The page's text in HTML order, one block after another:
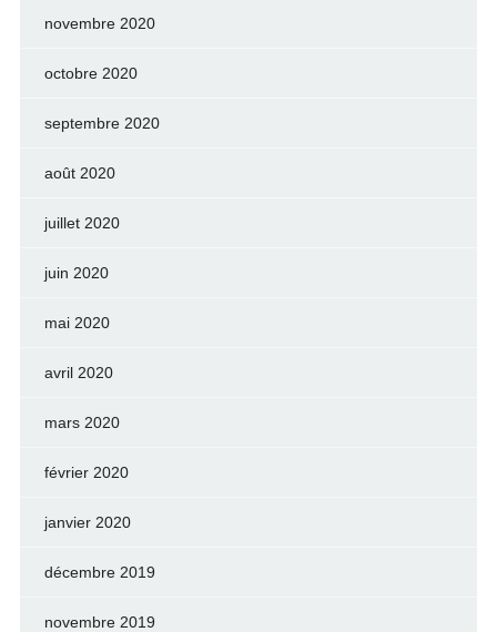
novembre 2020
octobre 2020
septembre 2020
août 2020
juillet 2020
juin 2020
mai 2020
avril 2020
mars 2020
février 2020
janvier 2020
décembre 2019
novembre 2019